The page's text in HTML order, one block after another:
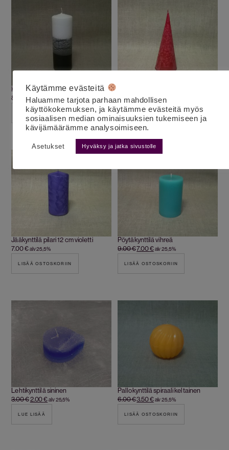
Kuurakynttilä pilari 17cm musta
8.00 €alv 25,5%
LISÄÄ OSTOSKORIIN
7.00 €alv 25,5%
LISÄÄ OSTOSKORIIN
Jääkynttilä pilari 12 cm violetti
7.00€alv 25,5%
LISÄÄ OSTOSKORIIN
Pöytäkynttilä vihreä
9.00€7.00€alv 25,5%
LISÄÄ OSTOSKORIIN
Lehtikynttilä sininen
3.00€2.00€alv 25,5%
LUE LISÄÄ
Pallokynttilä spiraali keltainen
6.00€3.50€alv 25,5%
LISÄÄ OSTOSKORIIN
Käytämme evästeitä
Haluamme tarjota parhaan mahdollisen
käyttökokemuksen, ja käytämme evästeitä myös
sosiaalisen median ominaisuuksien tukemiseen ja
kävijämäärämme analysoimiseen.
Asetukset Hyväksy ja jatka sivustolle